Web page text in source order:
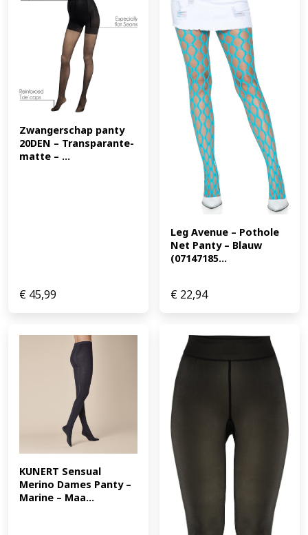
Zwangerschap panty
20DEN – Transparante-
matte – ...
€ 45,99
Leg Avenue – Pothole
Net Panty – Blauw
(07147185...
€ 22,94
KUNERT Sensual
Merino Dames Panty –
Marine – Maa...